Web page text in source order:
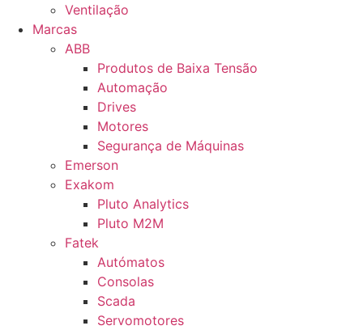
Ventilação
Marcas
ABB
Produtos de Baixa Tensão
Automação
Drives
Motores
Segurança de Máquinas
Emerson
Exakom
Pluto Analytics
Pluto M2M
Fatek
Autómatos
Consolas
Scada
Servomotores